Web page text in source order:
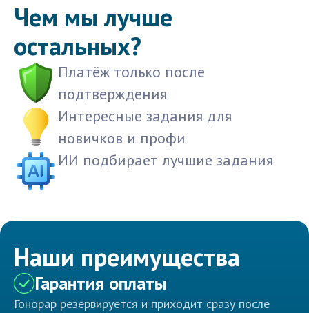
Чем мы лучше
остальных?
Платёж только после
подтверждения
Интересные задания для
новичков и профи
ИИ подбирает лучшие задания
Наши преимущества
Гарантия оплаты
Гонорар резервируется и приходит сразу после